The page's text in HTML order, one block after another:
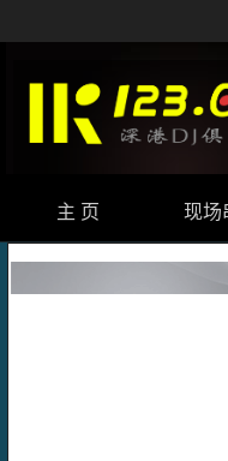
主 页 现场